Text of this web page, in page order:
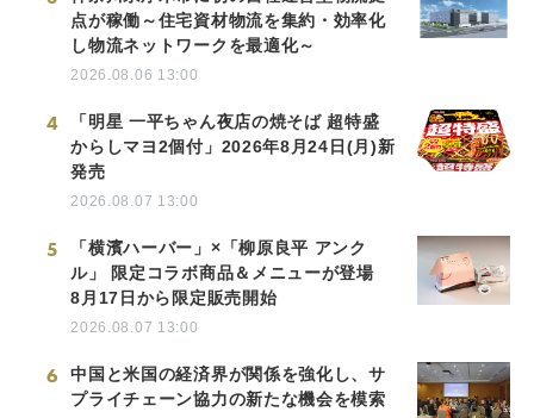
点が稼働～住宅資材物流を集約・効率化
し物流ネットワークを最適化～
2026.08.06 13:00
4
「明星 一平ちゃん夜店の焼そば 超特盛
からしマヨ2個付」2026年8月24日(月)新
発売
2026.08.07 13:00
5
「横濱ハーバー」×「柳原良平 アンク
ル」 限定コラボ商品＆メニューが登場
8月17日から限定販売開始
2026.08.07 13:00
6
中国と米国の経済界が関係を強化し、サ
プライチェーン協力の新たな機会を模索